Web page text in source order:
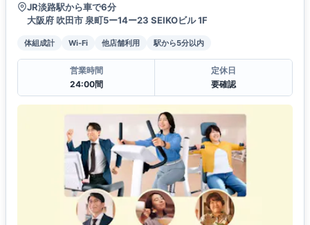
JR淡路駅から車で6分
大阪府 吹田市 泉町5ー14ー23 SEIKOビル 1F
体組成計 Wi-Fi 他店舗利用 駅から5分以内
営業時間
24:00間
定休日
要確認